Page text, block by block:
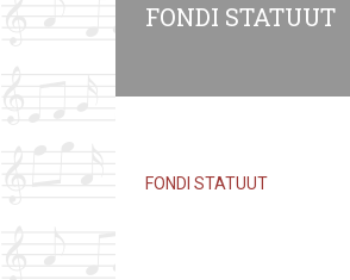
FONDI STATUUT
FONDI STATUUT